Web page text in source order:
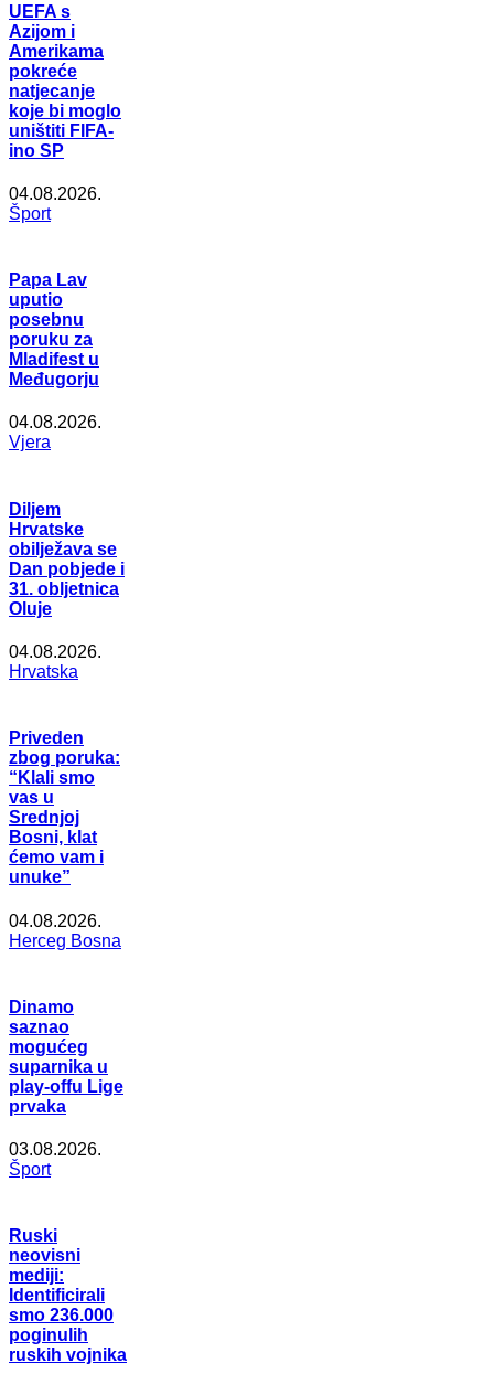
UEFA s
Azijom i
Amerikama
pokreće
natjecanje
koje bi moglo
uništiti FIFA-
ino SP
04.08.2026.
Šport
Papa Lav
uputio
posebnu
poruku za
Mladifest u
Međugorju
04.08.2026.
Vjera
Diljem
Hrvatske
obilježava se
Dan pobjede i
31. obljetnica
Oluje
04.08.2026.
Hrvatska
Priveden
zbog poruka:
“Klali smo
vas u
Srednjoj
Bosni, klat
ćemo vam i
unuke”
04.08.2026.
Herceg Bosna
Dinamo
saznao
mogućeg
suparnika u
play-offu Lige
prvaka
03.08.2026.
Šport
Ruski
neovisni
mediji:
Identificirali
smo 236.000
poginulih
ruskih vojnika